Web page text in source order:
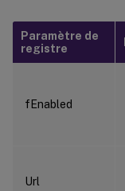
Paramètre de
registre
fEnabled
Url